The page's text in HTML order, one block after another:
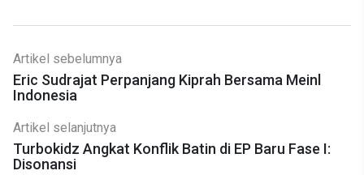
Artikel sebelumnya
Eric Sudrajat Perpanjang Kiprah Bersama Meinl
Indonesia
Artikel selanjutnya
Turbokidz Angkat Konflik Batin di EP Baru Fase I:
Disonansi